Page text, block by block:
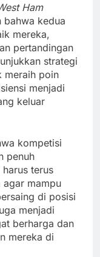
Ham
kedua
mereka,
pertandingan
strategi
meraih poin
menjadi
keluar
kompetisi
penuh
terus
agar mampu
di posisi
menjadi
berharga dan
mereka di